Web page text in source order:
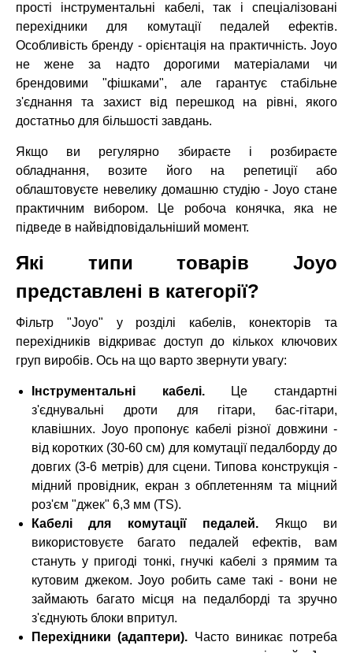
прості інструментальні кабелі, так і спеціалізовані
перехідники для комутації педалей ефектів.
Особливість бренду - орієнтація на практичність. Joyo
не жене за надто дорогими матеріалами чи
брендовими "фішками", але гарантує стабільне
з'єднання та захист від перешкод на рівні, якого
достатньо для більшості завдань.
Якщо ви регулярно збираєте і розбираєте
обладнання, возите його на репетиції або
облаштовуєте невелику домашню студію - Joyo стане
практичним вибором. Це робоча конячка, яка не
підведе в найвідповідальніший момент.
Які типи товарів Joyo
представлені в категорії?
Фільтр "Joyo" у розділі кабелів, конекторів та
перехідників відкриває доступ до кількох ключових
груп виробів. Ось на що варто звернути увагу:
Інструментальні кабелі.Це стандартні
з'єднувальні дроти для гітари, бас-гітари,
клавішних. Joyo пропонує кабелі різної довжини -
від коротких (30-60 см) для комутації педалборду до
довгих (3-6 метрів) для сцени. Типова конструкція -
мідний провідник, екран з обплетенням та міцний
роз'єм "джек" 6,3 мм (TS).
Кабелі для комутації педалей. Якщо ви
використовуєте багато педалей ефектів, вам
стануть у пригоді тонкі, гнучкі кабелі з прямим та
кутовим джеком. Joyo робить саме такі - вони не
займають багато місця на педалборді та зручно
з'єднують блоки впритул.
Перехідники (адаптери). Часто виникає потреба